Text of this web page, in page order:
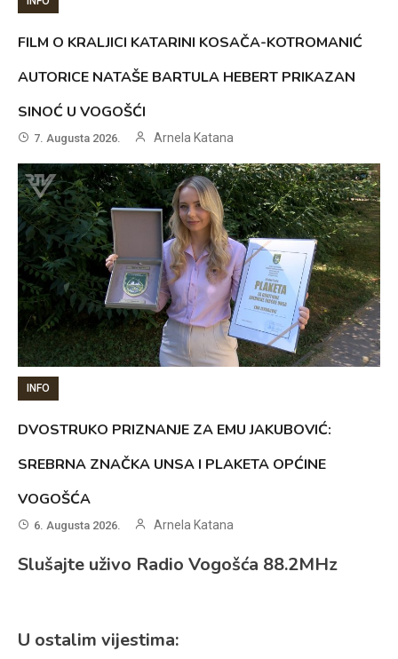
FILM O KRALJICI KATARINI KOSAČA-KOTROMANIĆ
AUTORICE NATAŠE BARTULA HEBERT PRIKAZAN
SINOĆ U VOGOŠĆI
7. Augusta 2026. Arnela Katana
INFO
DVOSTRUKO PRIZNANJE ZA EMU JAKUBOVIĆ:
SREBRNA ZNAČKA UNSA I PLAKETA OPĆINE
VOGOŠĆA
6. Augusta 2026. Arnela Katana
Slušajte uživo Radio Vogošća 88.2MHz
U ostalim vijestima: